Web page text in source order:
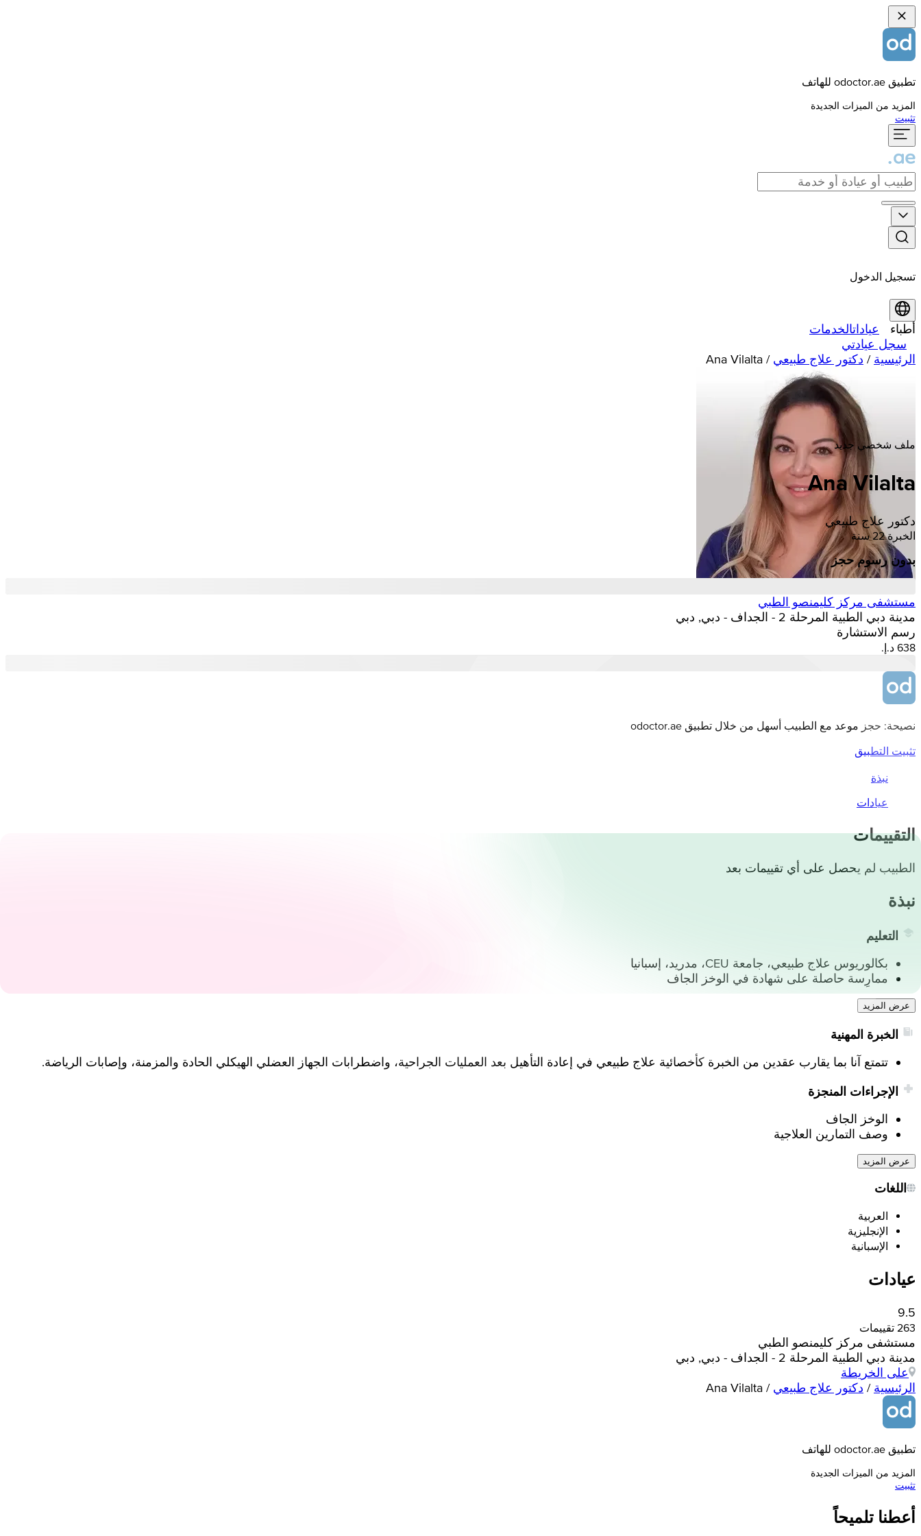
تطبيق odoctor.ae للهاتف
المزيد من الميزات الجديدة
تثبيت
تسجيل الدخول
أطباء عياداتالخدمات
سجل عيادتي
الرئيسية / دكتور علاج طبيعي /
Ana Vilalta
ملف شخصي جديد
Ana Vilalta
دكتور علاج طبيعي
الخبرة 22 سنة
بدون رسوم حجز
مستشفى مركز كليمنصو الطبي
مدينة دبي الطبية المرحلة 2 - الجداف - دبي, دبي
رسم الاستشارة
نصيحة: حجز موعد مع الطبيب أسهل من خلال تطبيق odoctor.ae
تثبيت التطبيق
نبذة
عيادات
التقييمات
الطبيب لم يحصل على أي تقييمات بعد
نبذة
التعليم
بكالوريوس علاج طبيعي، جامعة CEU، مدريد، إسبانيا
ممارِسة حاصلة على شهادة في الوخز الجاف
عرض المزيد
الخبرة المهنية
تتمتع آنا بما يقارب عقدين من الخبرة كأخصائية علاج طبيعي في إعادة التأهيل بعد العمليات الجراحية، واضطرابات الجهاز العضلي الهيكلي الحادة والمزمنة، وإصابات الرياضة.
الإجراءات المنجزة
الوخز الجاف
وصف التمارين العلاجية
عرض المزيد
اللغات
العربية
الإنجليزية
الإسبانية
عيادات
9.5
263 تقييمات
مستشفى مركز كليمنصو الطبي
مدينة دبي الطبية المرحلة 2 - الجداف - دبي, دبي
على الخريطة
الرئيسية / دكتور علاج طبيعي /
Ana Vilalta
تطبيق odoctor.ae للهاتف
المزيد من الميزات الجديدة
تثبيت
أعطنا تلميحاً